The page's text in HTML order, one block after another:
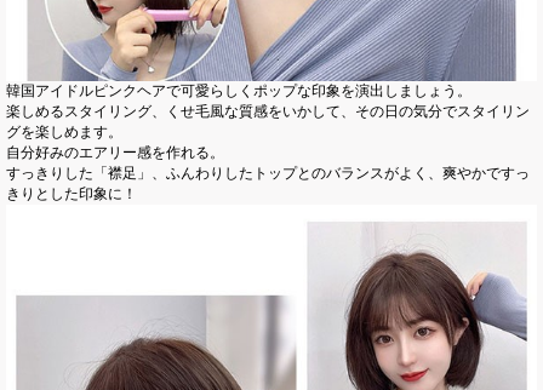
韓国アイドルピンクヘアで可愛らしくポップな印象を演出しましょう。
楽しめるスタイリング、くせ毛風な質感をいかして、その日の気分でスタイリン
グを楽しめます。
自分好みのエアリー感を作れる。
すっきりした「襟足」、ふんわりしたトップとのバランスがよく、爽やかですっ
きりとした印象に！